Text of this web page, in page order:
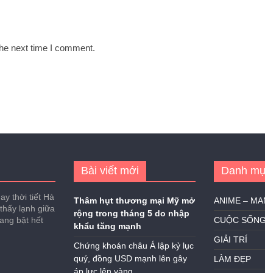
next time I comment.
thời tiết Hà
lạnh giữa
bật hết
Bài viết mới
Thâm hụt thương mại Mỹ mở
rộng trong tháng 5 do nhập
khẩu tăng mạnh
Chứng khoán châu Á lập kỷ lục
quý, đồng USD mạnh lên gây
Danh
ANIME –
CUỘC SỐNG
GIẢI TRÍ
LÀM ĐẸP